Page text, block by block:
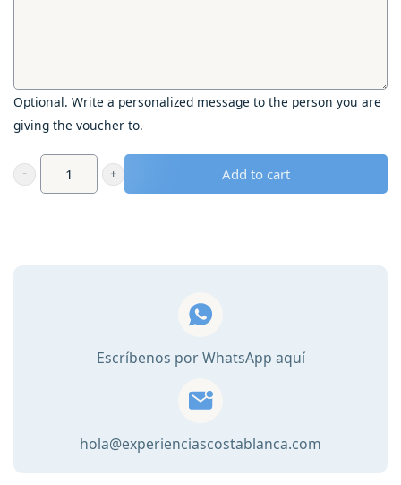
Optional. Write a personalized message to the person you are
giving the voucher to.
Cadeaubon
Add to cart
Escríbenos por WhatsApp aquí
hola@experienciascostablanca.com